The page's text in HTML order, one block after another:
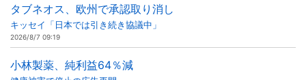
タブネオス、欧州で承認取り消し
キッセイ「日本では引き続き協議中」
2026/8/7 09:19
小林製薬、純利益64％減